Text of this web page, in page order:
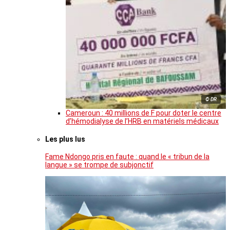
© DR
Cameroun : 40 millions de F pour doter le centre
d’hémodialyse de l’HRB en matériels médicaux
Les plus lus
Fame Ndongo pris en faute : quand le « tribun de la
langue » se trompe de subjonctif